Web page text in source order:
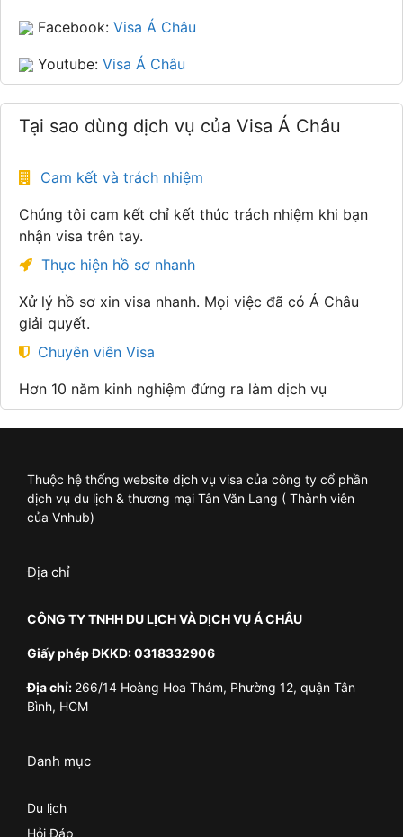
Facebook: Visa Á Châu
Youtube: Visa Á Châu
Tại sao dùng dịch vụ của Visa Á Châu
Cam kết và trách nhiệm
Chúng tôi cam kết chỉ kết thúc trách nhiệm khi bạn
nhận visa trên tay.
Thực hiện hồ sơ nhanh
Xử lý hồ sơ xin visa nhanh. Mọi việc đã có Á Châu
giải quyết.
Chuyên viên Visa
Hơn 10 năm kinh nghiệm đứng ra làm dịch vụ
Thuộc hệ thống website dịch vụ visa của công ty cổ phần
dịch vụ du lịch & thương mại Tân Văn Lang ( Thành viên
của Vnhub)
Địa chỉ
CÔNG TY TNHH DU LỊCH VÀ DỊCH VỤ Á CHÂU
Giấy phép ĐKKD: 0318332906
Địa chỉ: 266/14 Hoàng Hoa Thám, Phường 12, quận Tân
Bình, HCM
Danh mục
Du lịch
Hỏi Đáp